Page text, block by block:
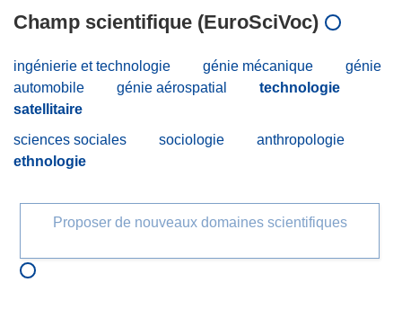
Champ scientifique (EuroSciVoc)
ingénierie et technologie génie mécanique
génie
automobile
génie aérospatial
technologie
satellitaire
sciences sociales
sociologie
anthropologie
ethnologie
Proposer de nouveaux domaines scientifiques